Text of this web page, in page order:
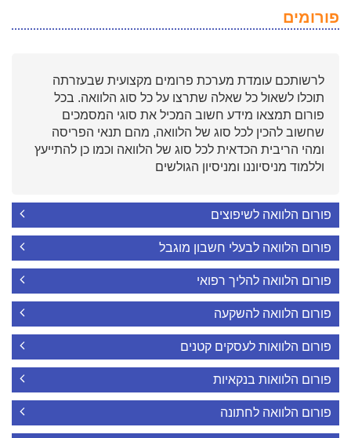
פורומים
לרשותכם עומדת מערכת פרומים מקצועית שבעזרתה
תוכלו לשאול כל שאלה שתרצו על כל סוג הלוואה. בכל
פורום תמצאו מידע חשוב המכיל את סוגי המסמכים
שחשוב להכין לכל סוג של הלוואה, מהם תנאי הפריסה
ומהי הריבית הכדאית לכל סוג של הלוואה וכמו כן להתייעץ
וללמוד מניסיוננו ומניסיון הגולשים
פורום הלוואה לשיפוצים
פורום הלוואה לבעלי חשבון מוגבל
פורום הלוואה להליך רפואי
פורום הלוואה להשקעה
פורום הלוואות לעסקים קטנים
פורום הלוואות בנקאיות
פורום הלוואה לחתונה